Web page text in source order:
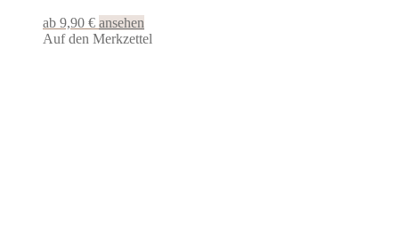
ab 9,90 € ansehen
Auf den Merkzettel